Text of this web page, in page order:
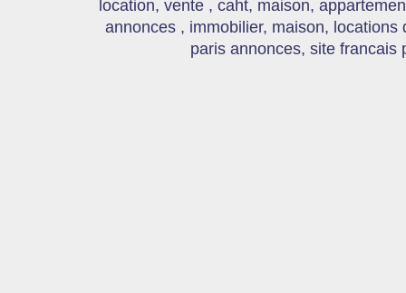
location, vente , caht, maison,
annonces , immobilier, maison,
paris annonces, site francais